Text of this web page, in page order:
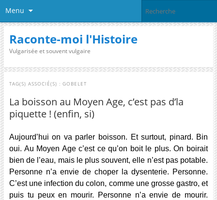
Menu
Raconte-moi l'Histoire
Vulgarisée et souvent vulgaire
TAG(S) ASSOCIÉ(S) : GOBELET
La boisson au Moyen Age, c’est pas d’la
piquette ! (enfin, si)
Aujourd’hui on va parler boisson. Et surtout, pinard. Bin
oui. Au Moyen Age c’est ce qu’on boit le plus. On boirait
bien de l’eau, mais le plus souvent, elle n’est pas potable.
Personne n’a envie de choper la dysenterie. Personne.
C’est une infection du colon, comme une grosse gastro, et
puis tu peux en mourir. Personne n’a envie de mourir.